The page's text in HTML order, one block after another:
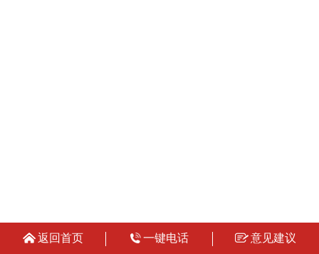
返回首页 一键电话 意见建议